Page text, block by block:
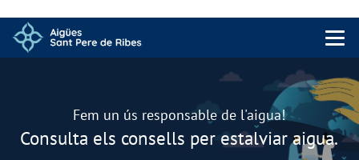
Menu
Fem un ús responsable de l'aigua!
Consulta els consells per estalviar aigua.